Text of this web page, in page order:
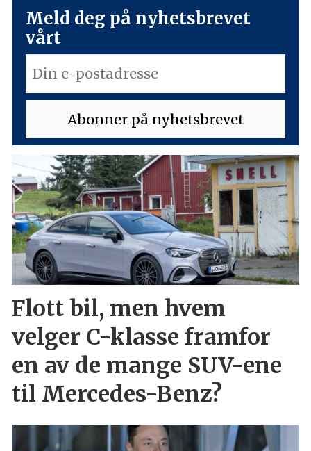
Meld deg på nyhetsbrevet
vårt
Flott bil, men hvem
velger C-klasse framfor
en av de mange SUV-ene
til Mercedes-Benz?